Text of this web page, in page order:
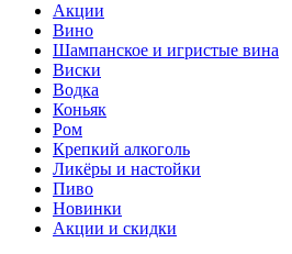
Акции
Вино
Шампанское и игристые вина
Виски
Водка
Коньяк
Ром
Крепкий алкоголь
Ликёры и настойки
Пиво
Новинки
Акции и скидки